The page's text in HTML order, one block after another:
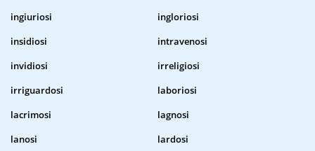
ingiuriosi
ingloriosi
insidiosi
intravenosi
invidiosi
irreligiosi
irriguardosi
laboriosi
lacrimosi
lagnosi
lanosi
lardosi